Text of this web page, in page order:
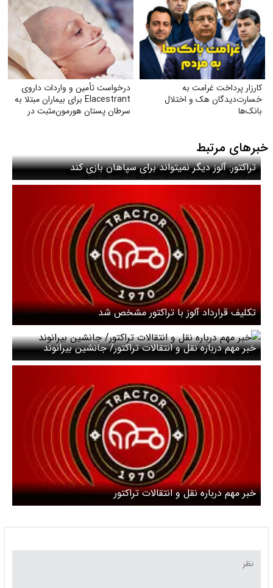
کارزار پرداخت غرامت به
خسارت‌دیدگان هک و اختلال
بانک‌ها
درخواست تأمین و واردات داروی
Elacestrant برای بیماران مبتلا به
سرطان پستان هورمون‌مثبت در
خبرهای مرتبط
تراکتور: آلوز دیگر نمیتواند برای سپاهان بازی کند
تکلیف قرارداد آلوز با تراکتور مشخص شد
خبر مهم درباره نقل و انتقالات تراکتور/ جانشین بیرانوند
انتخاب شد؟
خبر مهم درباره نقل و انتقالات تراکتور